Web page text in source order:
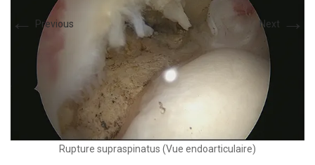
← Previous Next →
Rupture supraspinatus (Vue endoarticulaire)